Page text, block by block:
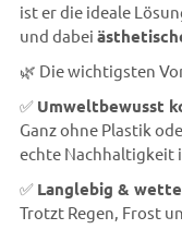
ist er die ideale
und dabei
🌿 Die wichtigsten
✅ Umweltbewusst
Ganz ohne Plastik
echte Nachhaltigkeit
✅ Langlebig &
Trotzt Regen, Frost